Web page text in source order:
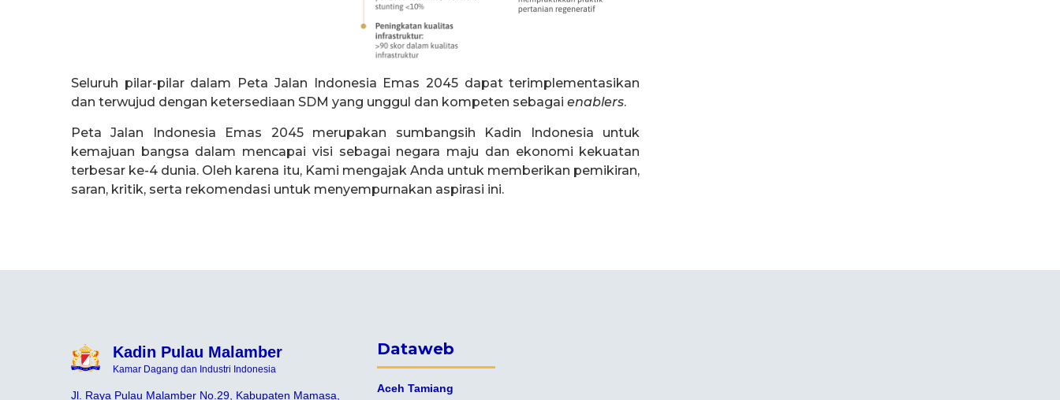
Seluruh pilar-pilar dalam Peta Jalan Indonesia Emas 2045 dapat terimplementasikan
dan terwujud dengan ketersediaan SDM yang unggul dan kompeten sebagai enablers.
Peta Jalan Indonesia Emas 2045 merupakan sumbangsih Kadin Indonesia untuk
kemajuan bangsa dalam mencapai visi sebagai negara maju dan ekonomi kekuatan
terbesar ke-4 dunia. Oleh karena itu, Kami mengajak Anda untuk memberikan pemikiran,
saran, kritik, serta rekomendasi untuk menyempurnakan aspirasi ini.
Kadin Pulau Malamber
Kamar Dagang dan Industri Indonesia
Jl. Raya Pulau Malamber No.29, Kabupaten Mamasa,
Dataweb
Aceh Tamiang